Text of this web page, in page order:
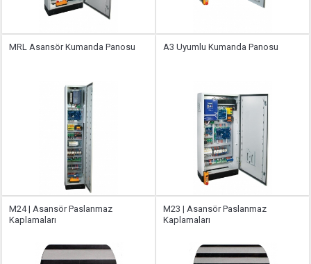
MRL Asansör Kumanda Panosu A3 Uyumlu Kumanda Panosu
M24 | Asansör Paslanmaz
Kaplamaları
M23 | Asansör Paslanmaz
Kaplamaları